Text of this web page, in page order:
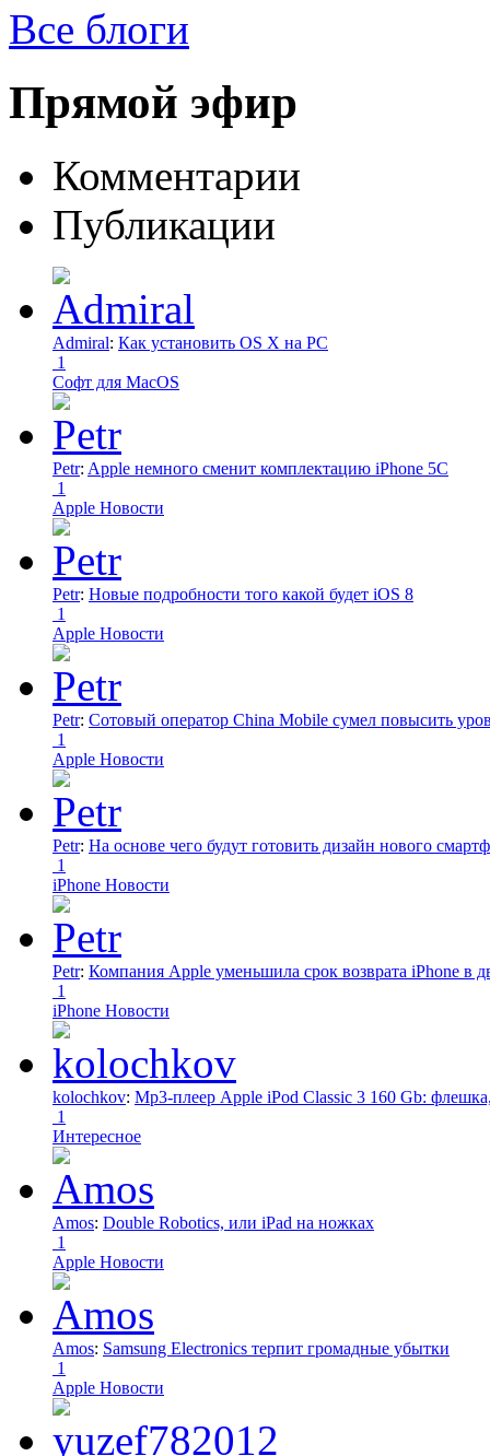
Все блоги
Прямой эфир
Комментарии
Публикации
Admiral: Как установить OS X на PC
1
Софт для MacOS
Petr: Apple немного сменит комплектацию iPhone 5C
1
Apple Новости
Petr: Новые подробности того какой будет iOS 8
1
Apple Новости
Petr: Сотовый оператор China Mobile сумел повысить
1
Apple Новости
Petr: На основе чего будут готовить дизайн нового
1
iPhone Новости
Petr: Компания Apple уменьшила срок возврата iPhone в
1
iPhone Новости
kolochkov: Mp3-плеер Apple iPod Classic 3 160 Gb:
1
Интересное
Amos: Double Robotics, или iPad на ножках
1
Apple Новости
Amos: Samsung Electronics терпит громадные убытки
1
Apple Новости